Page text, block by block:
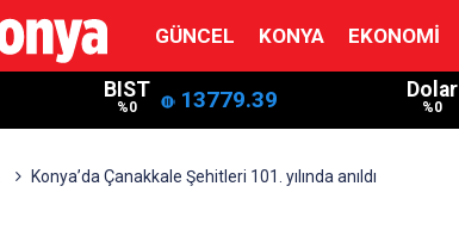
GÜNCEL KONYA EKONOMI
BIST
%0 13779.39 Dolar
%0
Konya’da Çanakkale Şehitleri 101. yılında anıldı